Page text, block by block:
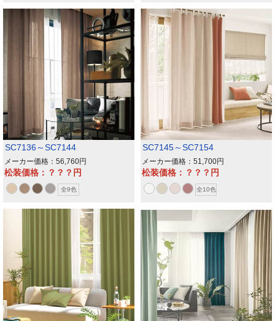
SC7136～SC7144
メーカー価格：56,760
松装価格：？？？
全9色
SC7145～SC7154
メーカー価格：51,700
松装価格：？？？
全10色